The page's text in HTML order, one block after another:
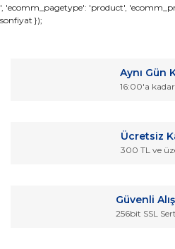
Yorum
Bu ürünün fiyat bilgisi, resim, ürün
konularda yetersiz gördüğünüz
Ürün resmi kalitesiz, bozuk veya
Ürün fiyatı diğer sitelerden daha
', 'ecomm_pagetype': 'product',
sonfiyat });
Aynı Gün
16:00'a
Ücretsiz
300 TL ve
Güvenli
256bit SSL